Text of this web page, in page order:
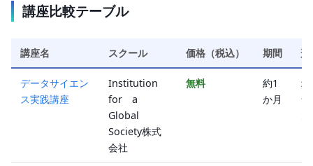
講座比較テーブル
講座名 スクール 価格（税込） 期間 形
データサイエン
ス実践講座
Institution
for a
Global
Society株式
会社
無料
約1
か月
オ
ラ